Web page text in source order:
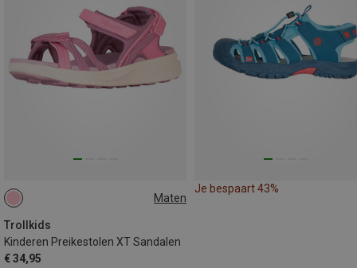
Maten
Trollkids
Kinderen Preikestolen XT Sandalen
€ 34,95
30
Je bespaart 43%